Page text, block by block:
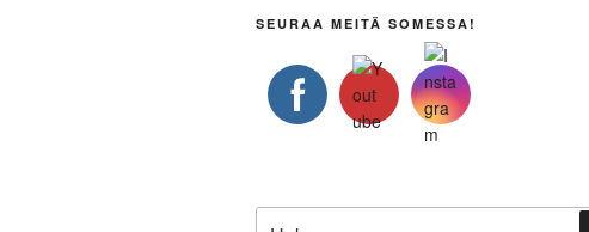
SEURAA MEITÄ SOMESSA!